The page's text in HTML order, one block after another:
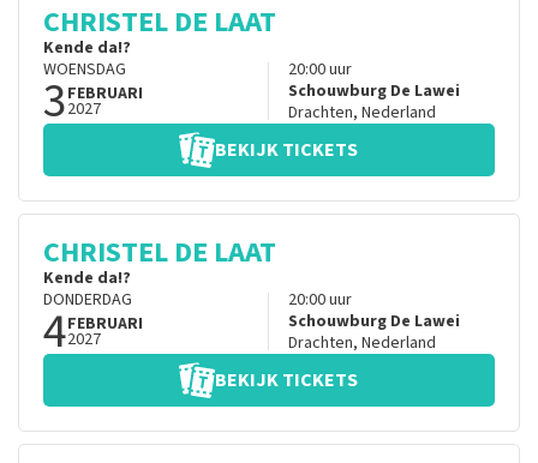
CHRISTEL DE LAAT
Kende da!?
WOENSDAG
3FEBRUARI
2027
20:00uur
Schouwburg De Lawei
Drachten, Nederland
BEKIJK TICKETS
CHRISTEL DE LAAT
Kende da!?
DONDERDAG
4FEBRUARI
2027
20:00uur
Schouwburg De Lawei
Drachten, Nederland
BEKIJK TICKETS